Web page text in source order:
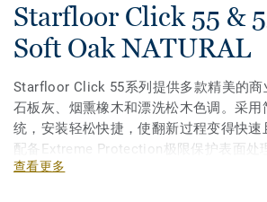
Starfloor Click 55 &
Soft Oak NATURAL
Starfloor Click 55系列提供多款精美的商
石板灰、烟熏橡木和漂洗松木色调。采
统，安装轻松快捷，使翻新过程变得快
配备Extreme Protection极限保护表面处
效抵抗擦伤、划痕和污渍。Starfloor
查看更多